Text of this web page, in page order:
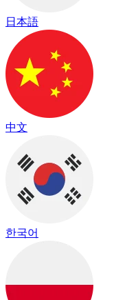
日本語
中文
한국어